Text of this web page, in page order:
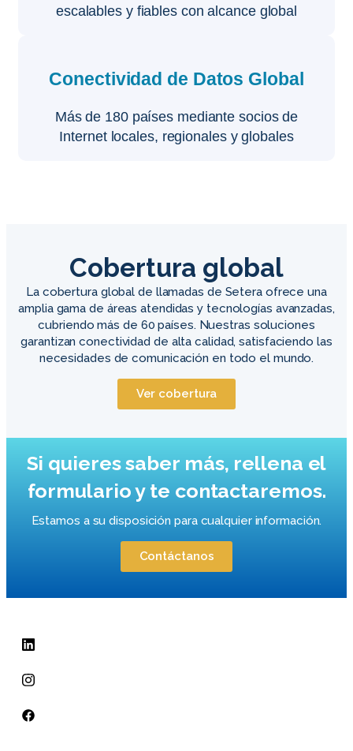
escalables y fiables con alcance global
Conectividad de Datos Global
Más de 180 países mediante socios de
Internet locales, regionales y globales
Cobertura global
La cobertura global de llamadas de Setera ofrece una
amplia gama de áreas atendidas y tecnologías avanzadas,
cubriendo más de 60 países. Nuestras soluciones
garantizan conectividad de alta calidad, satisfaciendo las
necesidades de comunicación en todo el mundo.
Ver cobertura
Si quieres saber más, rellena el
formulario y te contactaremos.
Estamos a su disposición para cualquier información.
Contáctanos